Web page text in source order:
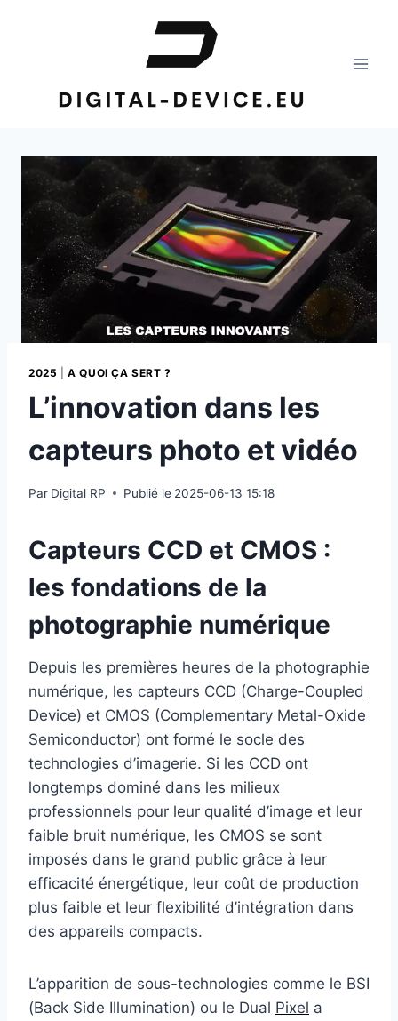
2025 |A QUOI ÇA SERT ?
L’innovation dans les
capteurs photo et vidéo
Par Digital RP Publié le 2025-06-13 15:18
Capteurs CCD et CMOS :
les fondations de la
photographie numérique
Depuis les premières heures de la photographie
numérique, les capteurs CCD (Charge-Coupled
Device) et CMOS (Complementary Metal-Oxide
Semiconductor) ont formé le socle des
technologies d’imagerie. Si les CCD ont
longtemps dominé dans les milieux
professionnels pour leur qualité d’image et leur
faible bruit numérique, les CMOS se sont
imposés dans le grand public grâce à leur
efficacité énergétique, leur coût de production
plus faible et leur flexibilité d’intégration dans
des appareils compacts.
L’apparition de sous-technologies comme le BSI
(Back Side Illumination) ou le Dual Pixel a